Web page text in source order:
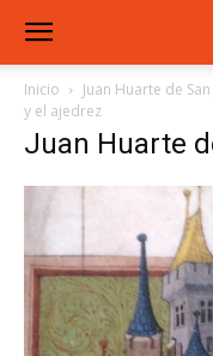
Inicio Juan Huarte de
y el ajedrez
Juan Huarte